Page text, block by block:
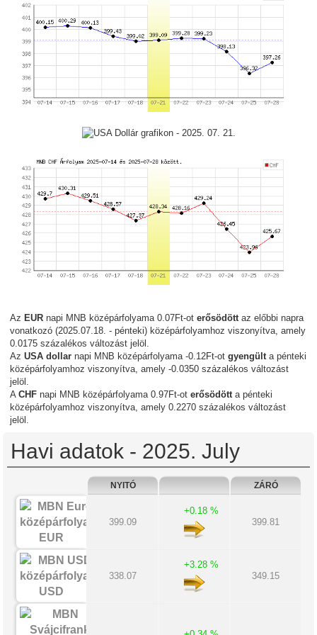
Az EUR napi MNB középárfolyama 0.07Ft-ot erősödött az előbbi napra
vonatkozó (2025.07.18. - pénteki) középárfolyamhoz viszonyítva, amely
0.0175 százalékos változást jelöl.
Az USA dollar napi MNB középárfolyama -0.12Ft-ot gyengült a pénteki
középárfolyamhoz viszonyítva, amely -0.0350 százalékos változást
jelöl.
A CHF napi MNB középárfolyama 0.97Ft-ot erősödött a pénteki
középárfolyamhoz viszonyítva, amely 0.2270 százalékos változást
jelöl.
Havi adatok - 2025. July
NYITÓ ZÁRÓ
EUR
399.09
+0.18 %
399.81
USD
338.07
+3.28 %
349.15